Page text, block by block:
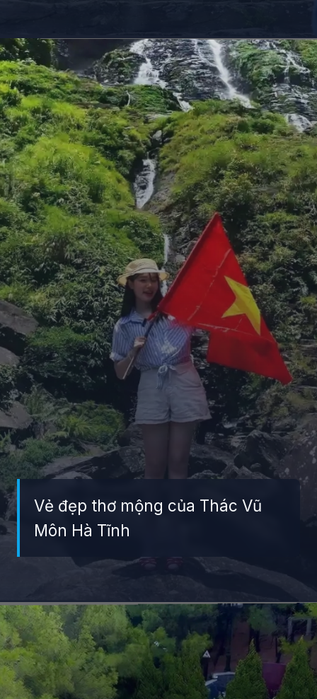
Đang mở https://giaydabonghana.com/dia-diem-du-lich-ha-tinh
Vẻ đẹp thơ mộng của Thác Vũ
Môn Hà Tĩnh
Đang mở https://giaydabonghana.com/dia-diem-du-lich-ha-tinh